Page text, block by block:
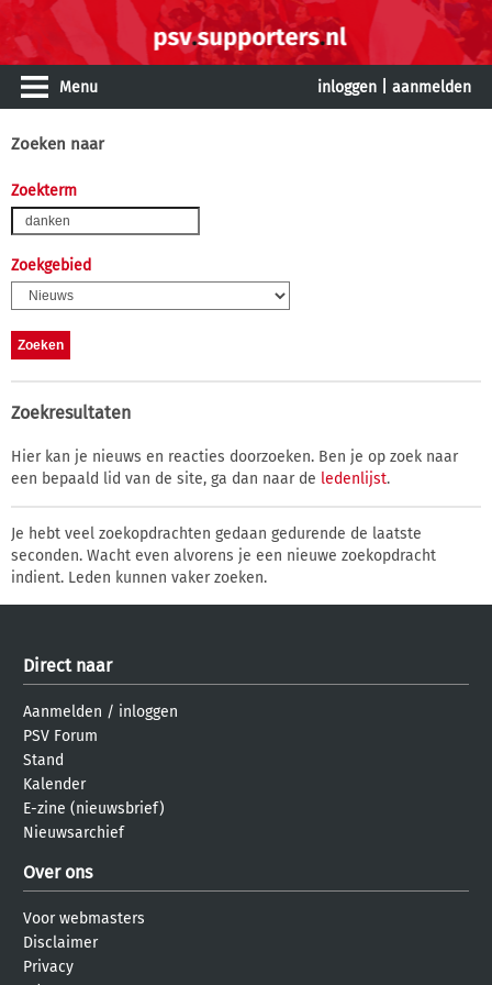
Menu inloggen aanmelden
Zoeken naar
Zoekterm
Zoekgebied
Zoekresultaten
Hier kan je nieuws en reacties doorzoeken. Ben je op zoek naar
een bepaald lid van de site, ga dan naar de ledenlijst.
Je hebt veel zoekopdrachten gedaan gedurende de laatste
seconden. Wacht even alvorens je een nieuwe zoekopdracht
indient. Leden kunnen vaker zoeken.
Direct naar
Aanmelden / inloggen
PSV Forum
Stand
Kalender
E-zine (nieuwsbrief)
Nieuwsarchief
Over ons
Voor webmasters
Disclaimer
Privacy